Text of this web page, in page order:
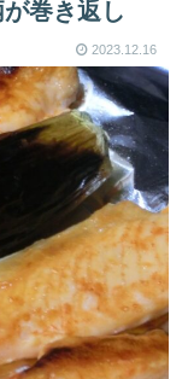
巻き返し
2023.12.16